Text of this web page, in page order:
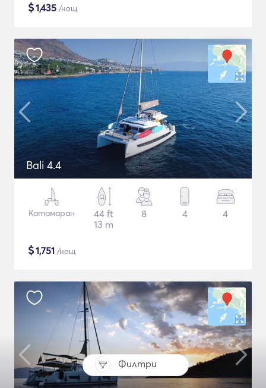
Филтри
$1,435 /нощ
Bali 4.4
Катамаран
44 ft
13 m
8 4 4
$1,751 /нощ